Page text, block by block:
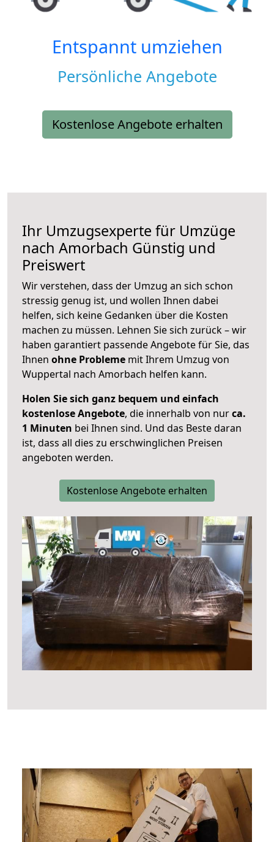
Entspannt umziehen
Persönliche Angebote
Kostenlose Angebote erhalten
Ihr Umzugsexperte für Umzüge
nach Amorbach Günstig und
Preiswert
Wir verstehen, dass der Umzug an sich schon
stressig genug ist, und wollen Ihnen dabei
helfen, sich keine Gedanken über die Kosten
machen zu müssen. Lehnen Sie sich zurück – wir
haben garantiert passende Angebote für Sie, das
Ihnen ohne Probleme mit Ihrem Umzug von
Wuppertal nach Amorbach helfen kann.
Holen Sie sich ganz bequem und einfach
kostenlose Angebote, die innerhalb von nurca.
1 Minuten bei Ihnen sind. Und das Beste daran
ist, dass all dies zu erschwinglichen Preisen
angeboten werden.
Kostenlose Angebote erhalten